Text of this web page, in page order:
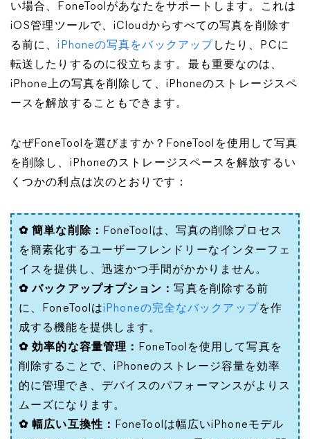
い場合、FoneToolがあなたをサポートします。これは
iOS管理ツールで、iCloudからすべての写真を削除す
る前に、iPhoneの写真をバックアップ したり、PCに
転送したりするのに役立ちます。最も重要なのは、
iPhone上の写真を削除して、iPhoneのストレージスペ
ースを解放することもできます。
なぜFoneToolを選びますか？FoneToolを使用して写真
を削除し、iPhoneのストレージスペースを解放するい
くつかの利点は次のとおりです：
✿ 簡単な削除：
FoneToolは、写真の削除プロセス
を簡素化するユーザーフレンドリーなインターフェ
イスを提供し、迅速かつ手間がかかりません。
✿ バックアップオプション：写真を削除する前
に、FoneToolはiPhoneの完全なバックアップ を作
成する機能を提供します。
✿ 効率的な容量管理：
FoneToolを使用して写真を
削除することで、iPhoneのストレージ容量を効率
的に管理でき、デバイスのパフォーマンスがよりス
ムーズになります。
✿ 幅広い互換性：
FoneToolは幅広いiPhoneモデル